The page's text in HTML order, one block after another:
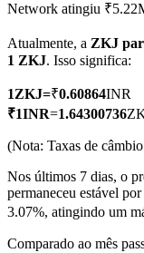
Derivativos de
Futuros de
Network atingiu
Atualmente, a ZKJ
1 ZKJ. Isso significa:
1ZKJ=₹0.60864INR
₹1INR=1.64300736
(Nota: Taxas de
Nos últimos 7 dias, o
permaneceu estável
3.07%, atingindo um
Comparado ao mês